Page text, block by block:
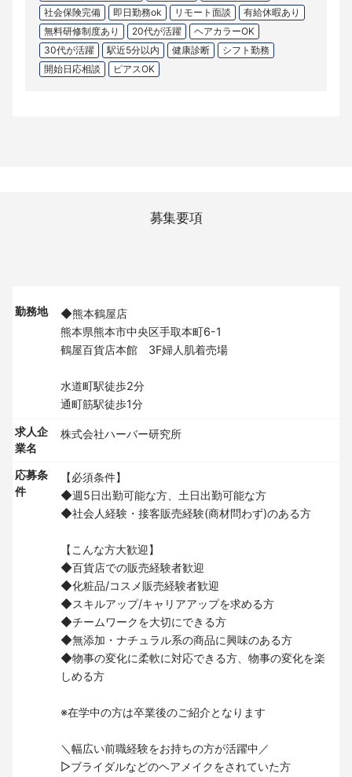
社会保険完備
即日勤務ok リモート面談
有給休暇あり
無料研修制度あり
20代が活躍
ヘアカラーOK
30代が活躍
駅近5分以内 健康診断
シフト勤務
開始日応相談
ピアスOK
募集要項
勤務地
◆熊本鶴屋店
熊本県熊本市中央区手取本町6-1
鶴屋百貨店本館 3F婦人肌着売場
水道町駅徒歩2分
通町筋駅徒歩1分
求人企
業名
株式会社ハーバー研究所
応募条
件
【必須条件】
◆週5日出勤可能な方、土日出勤可能な方
◆社会人経験・接客販売経験(商材問わず)のある方
【こんな方大歓迎】
◆百貨店での販売経験者歓迎
◆化粧品/コスメ販売経験者歓迎
◆スキルアップ/キャリアアップを求める方
◆チームワークを大切にできる方
◆無添加・ナチュラル系の商品に興味のある方
◆物事の変化に柔軟に対応できる方、物事の変化を楽
しめる方
※在学中の方は卒業後のご紹介となります
＼幅広い前職経験をお持ちの方が活躍中／
▷ブライダルなどのヘアメイクをされていた方